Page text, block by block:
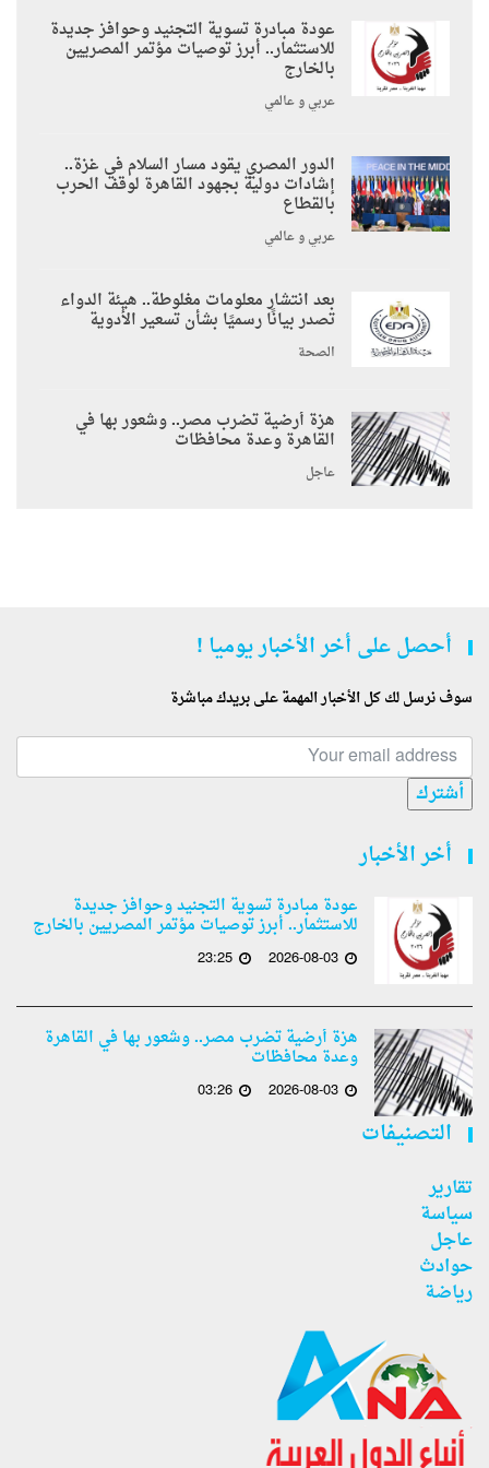
عودة مبادرة تسوية التجنيد وحوافز جديدة
للاستثمار.. أبرز توصيات مؤتمر المصريين
بالخارج
عربي و عالمي
الدور المصري يقود مسار السلام في غزة..
إشادات دولية بجهود القاهرة لوقف الحرب
بالقطاع
عربي و عالمي
بعد انتشار معلومات مغلوطة.. هيئة الدواء
تصدر بيانًا رسميًا بشأن تسعير الأدوية
الصحة
هزة أرضية تضرب مصر.. وشعور بها في
القاهرة وعدة محافظات
عاجل
أحصل على أخر الأخبار يوميا !
سوف نرسل لك كل الأخبار المهمة على بريدك مباشرة
أشترك
أخر الأخبار
عودة مبادرة تسوية التجنيد وحوافز جديدة
للاستثمار.. أبرز توصيات مؤتمر المصريين بالخارج
2026-08-03
23:25
هزة أرضية تضرب مصر.. وشعور بها في القاهرة
وعدة محافظات
2026-08-03
03:26
التصنيفات
تقارير
سياسة
عاجل
حوادث
رياضة